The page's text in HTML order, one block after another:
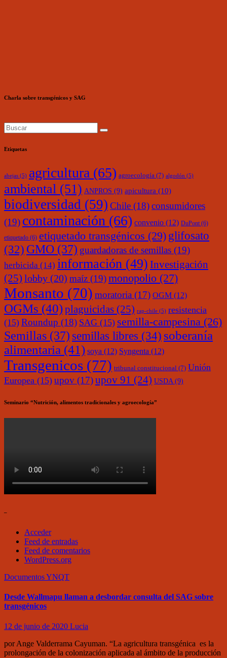
Charla sobre transgénicos y SAG
Etiquetas
abejas (5) agricultura (65) agroecología (7) algodón (5)
ambiental (51) ANPROS (9) apicultura (10)
biodiversidad (59) Chile (18)consumidores
(19) contaminación (66) convenio (12) DuPont (6)
etiquetado (6) etiquetado transgénicos (29) glifosato
(32) GMO (37) guardadoras de semillas (19)
herbicida (14) información (49) Investigación
(25) lobby (20) maíz (19)monopolio (27)
Monsanto (70) moratoria (17) OGM (12)
OGMs (40)plaguicidas (25) rap-chile (5) resistencia
(15) Roundup (18) SAG (15) semilla-campesina (26)
Semillas (37) semillas libres (34) soberanía
alimentaria (41) soya (12) Syngenta (12)
Transgenicos (77) tribunal constitucional (7) Unión
Europea (15) upov (17)upov 91 (24) USDA (9)
Seminario “Nutrición, alimentos tradicionales y agroecología”
–
Acceder
Feed de entradas
Feed de comentarios
WordPress.org
DocumentosYNQT
Desde Wallmapu llaman a desbordar consulta del SAG sobre
transgénicos
12 de junio de 2020 Lucia
por Ange Valderrama Cayuman. “La agricultura transgénica es la
prolongación de la colonización aplicada al ámbito de la producción